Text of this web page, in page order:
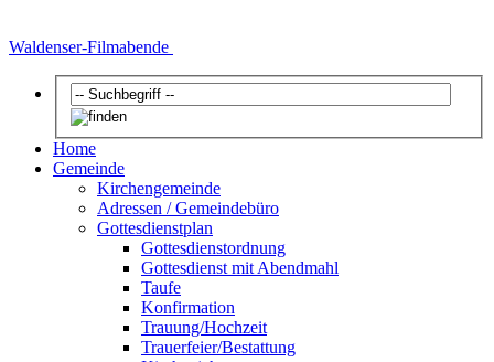
Waldenser-Filmabende
Home
Gemeinde
Kirchengemeinde
Adressen / Gemeindebüro
Gottesdienstplan
Gottesdienstordnung
Gottesdienst mit Abendmahl
Taufe
Konfirmation
Trauung/Hochzeit
Trauerfeier/Bestattung